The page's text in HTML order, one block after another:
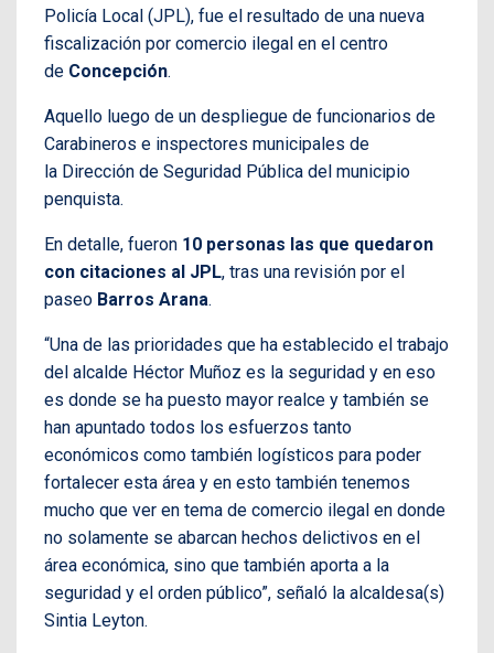
Policía Local (JPL), fue el resultado de una nueva
fiscalización por comercio ilegal en el centro
de Concepción.
Aquello luego de un despliegue de funcionarios de
Carabineros e inspectores municipales de
la Dirección de Seguridad Pública del municipio
penquista.
En detalle, fueron 10 personas las que quedaron
con citaciones al JPL, tras una revisión por el
paseo Barros Arana.
“Una de las prioridades que ha establecido el trabajo
del alcalde Héctor Muñoz es la seguridad y en eso
es donde se ha puesto mayor realce y también se
han apuntado todos los esfuerzos tanto
económicos como también logísticos para poder
fortalecer esta área y en esto también tenemos
mucho que ver en tema de comercio ilegal en donde
no solamente se abarcan hechos delictivos en el
área económica, sino que también aporta a la
seguridad y el orden público”, señaló la alcaldesa(s)
Sintia Leyton.